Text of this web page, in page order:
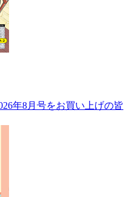
年8月号をお買い上げの皆